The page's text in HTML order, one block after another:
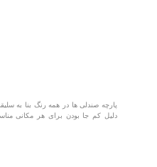
پارچه صندلی ها در همه رنگ بنا به
دلیل کم جا بودن برای هر مکانی